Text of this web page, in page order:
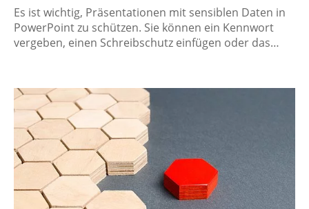
Es ist wichtig, Präsentationen mit sensiblen Daten in
PowerPoint zu schützen. Sie können ein Kennwort
vergeben, einen Schreibschutz einfügen oder das…